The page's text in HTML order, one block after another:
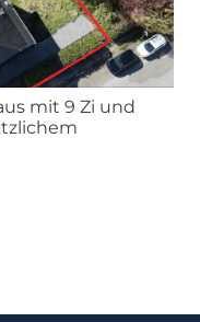
mit 9 Zi und